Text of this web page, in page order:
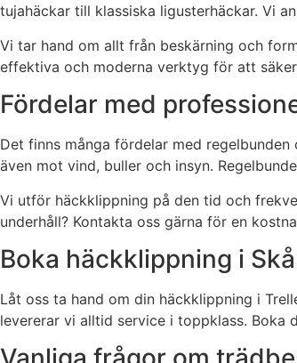
tujahäckar till klassiska ligusterhäckar. Vi
Vi tar hand om allt från beskärning och
effektiva och moderna verktyg för att
Fördelar med
Det finns många fördelar med
även mot vind, buller och insyn.
Vi utför häckklippning på den tid och
underhåll? Kontakta oss gärna för en
Boka häckklippning i
Låt oss ta hand om din häckklippning i
levererar vi alltid service i toppklass. Boka